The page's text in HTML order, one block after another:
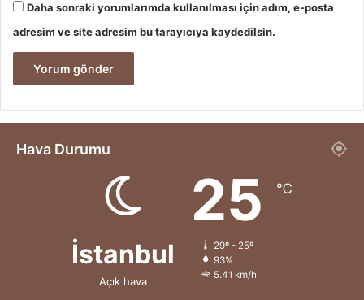
Daha sonraki yorumlarımda kullanılması için adım, e-posta
adresim ve site adresim bu tarayıcıya kaydedilsin.
Hava Durumu
İstanbul
Açık hava
25 ℃
29º - 25º
93%
5.41 km/h